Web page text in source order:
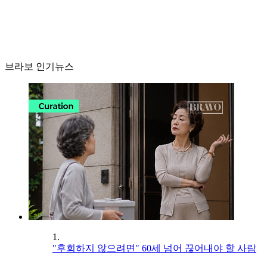
브라보 인기뉴스
1.
"후회하지 않으려면" 60세 넘어 끊어내야 할 사람